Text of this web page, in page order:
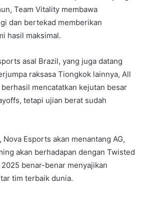
Team Vitality membawa
dan bertekad memberikan
hasil maksimal.
asal Brazil, yang juga datang
raksasa Tiongkok lainnya, All
berhasil mencatatkan kejutan besar
tetapi ujian berat sudah
Esports akan menantang AG,
akan berhadapan dengan Twisted
benar-benar menyajikan
tim terbaik dunia.